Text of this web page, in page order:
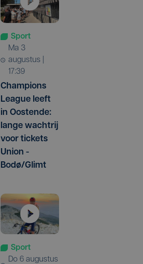
Sport
ma 3
augustus |
17:39
Champions
League leeft
in Oostende:
lange wachtrij
voor tickets
Union -
Bodø/Glimt
Sport
do 6 augustus